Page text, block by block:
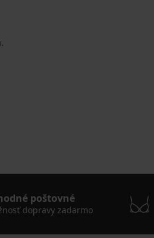
poštovné
dopravy zadarmo